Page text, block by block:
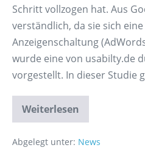
Schritt vollzogen hat. Aus
verständlich, da sie sich
Anzeigenschaltung
wurde eine von usabilty.de
vorgestellt. In dieser Studie
Weiterlesen
Abgelegt unter: News